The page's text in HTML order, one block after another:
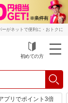
ーがネットで便利に・おトクに
初めての方
プリでポイント3倍